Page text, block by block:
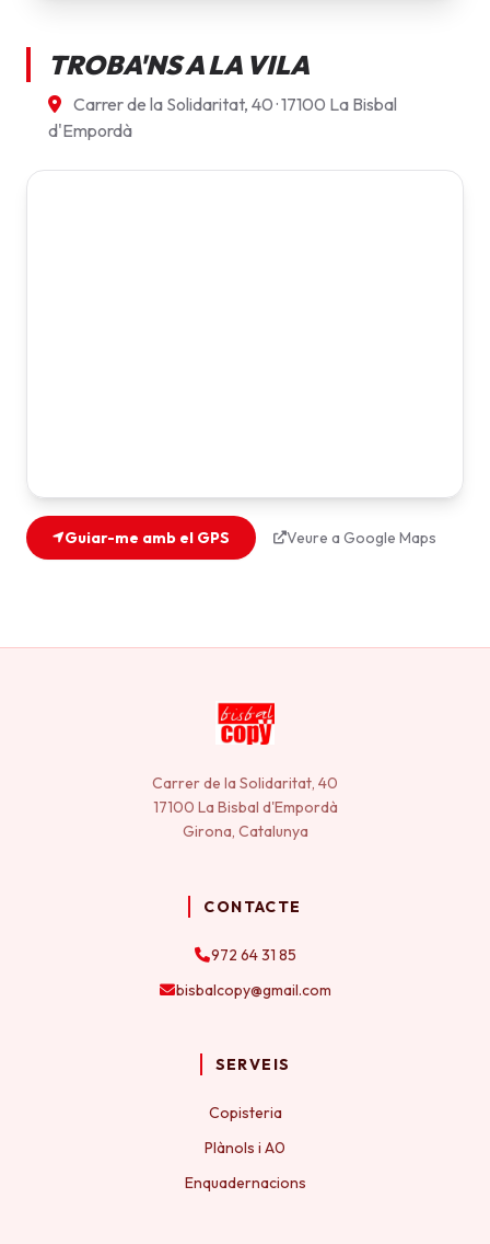
TROBA'NS A LA VILA
Carrer de la Solidaritat, 40 · 17100 La Bisbal
d'Empordà
Guiar-me amb el GPS Veure a Google Maps
Carrer de la Solidaritat, 40
17100 La Bisbal d'Empordà
Girona, Catalunya
CONTACTE
972 64 31 85
bisbalcopy@gmail.com
SERVEIS
Copisteria
Plànols i A0
Enquadernacions